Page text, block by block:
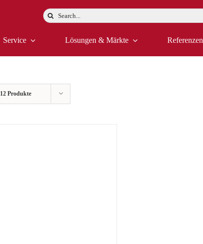
Suche
Service Lösungen & Märkte Referenzen
12 Produkte